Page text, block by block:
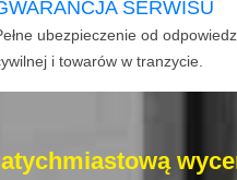
SERWISU
ubezpieczenie od
i towarów w tranzycie.